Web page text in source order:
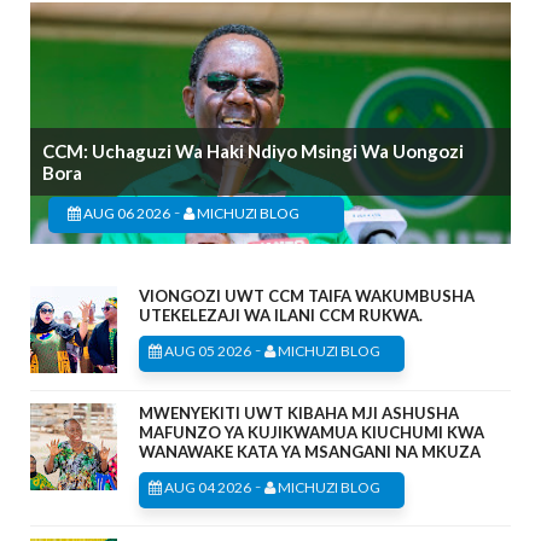
CCM: Uchaguzi Wa Haki Ndiyo Msingi Wa Uongozi
Bora
AUG 06 2026 - MICHUZI BLOG
VIONGOZI UWT CCM TAIFA WAKUMBUSHA
UTEKELEZAJI WA ILANI CCM RUKWA.
AUG 05 2026 - MICHUZI BLOG
MWENYEKITI UWT KIBAHA MJI ASHUSHA
MAFUNZO YA KUJIKWAMUA KIUCHUMI KWA
WANAWAKE KATA YA MSANGANI NA MKUZA
AUG 04 2026 - MICHUZI BLOG